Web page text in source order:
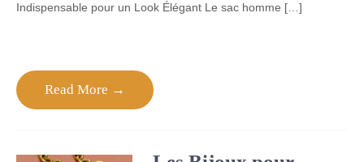
Indispensable pour un Look Élégant Le sac homme […]
Read More →